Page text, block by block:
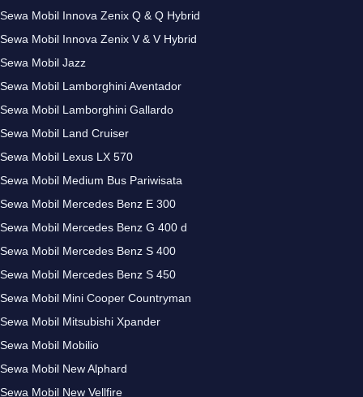
Sewa Mobil Innova Zenix Q & Q Hybrid
Sewa Mobil Innova Zenix V & V Hybrid
Sewa Mobil Jazz
Sewa Mobil Lamborghini Aventador
Sewa Mobil Lamborghini Gallardo
Sewa Mobil Land Cruiser
Sewa Mobil Lexus LX 570
Sewa Mobil Medium Bus Pariwisata
Sewa Mobil Mercedes Benz E 300
Sewa Mobil Mercedes Benz G 400 d
Sewa Mobil Mercedes Benz S 400
Sewa Mobil Mercedes Benz S 450
Sewa Mobil Mini Cooper Countryman
Sewa Mobil Mitsubishi Xpander
Sewa Mobil Mobilio
Sewa Mobil New Alphard
Sewa Mobil New Vellfire